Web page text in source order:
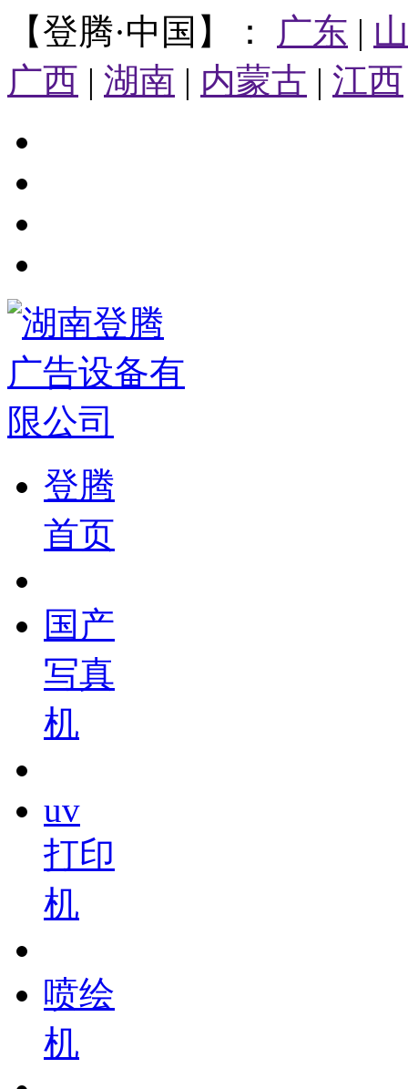
【登腾·中国】： 广东 |
广西 | 湖南 | 内蒙古 | 江西
登腾
首页
国产
写真
机
uv
打印
机
喷绘
机